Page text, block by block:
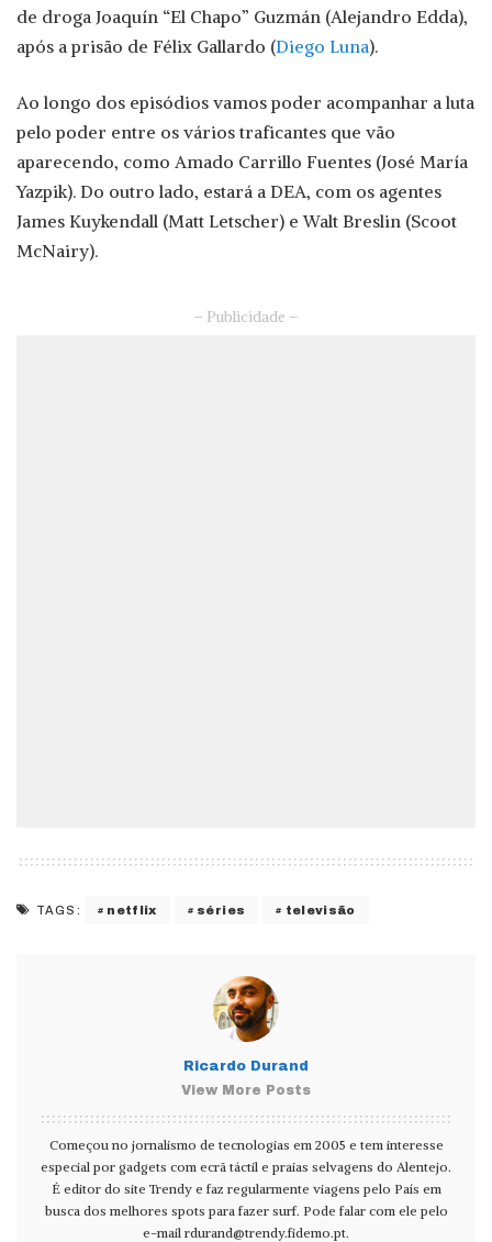
de droga Joaquín “El Chapo” Guzmán (Alejandro Edda),
após a prisão de Félix Gallardo (Diego Luna).
Ao longo dos episódios vamos poder acompanhar a luta
pelo poder entre os vários traficantes que vão
aparecendo, como Amado Carrillo Fuentes (José María
Yazpik). Do outro lado, estará a DEA, com os agentes
James Kuykendall (Matt Letscher) e Walt Breslin (Scoot
McNairy).
– Publicidade –
TAGS: netflix séries televisão
Ricardo Durand
View More Posts
Começou no jornalismo de tecnologias em 2005 e tem interesse
especial por gadgets com ecrã táctil e praias selvagens do Alentejo.
É editor do site Trendy e faz regularmente viagens pelo País em
busca dos melhores spots para fazer surf. Pode falar com ele pelo
e-mail rdurand@trendy.fidemo.pt.